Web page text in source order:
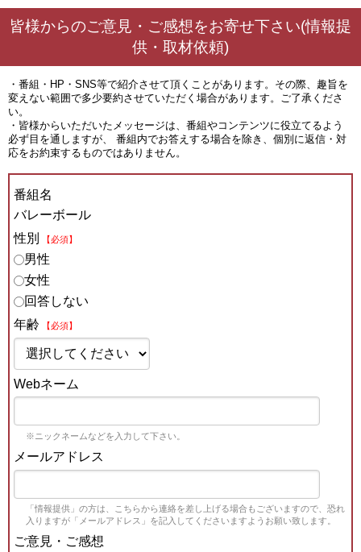
皆様からのご意見・ご感想をお寄せ下さい(情報提
供・取材依頼)
・番組・HP・SNS等で紹介させて頂くことがあります。その際、趣旨を
変えない範囲で多少要約させていただく場合があります。ご了承くださ
い。
・皆様からいただいたメッセージは、番組やコンテンツに役立てるよう
必ず目を通しますが、 番組内でお答えする場合を除き、個別に返信・対
応をお約束するものではありません。
番組名
バレーボール
性別
【必須】
男性
女性
回答しない
年齢
【必須】
Webネーム
※ニックネームなどを入力して下さい。
メールアドレス
「情報提供」の方は、こちらから連絡を差し上げる場合もございますので、恐れ
入りますが「メールアドレス」を記入してくださいますようお願い致します。
ご意見・ご感想